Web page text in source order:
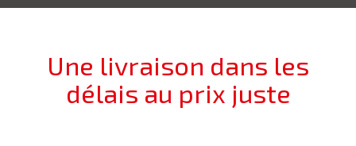
Une livraison dans les
délais au prix juste